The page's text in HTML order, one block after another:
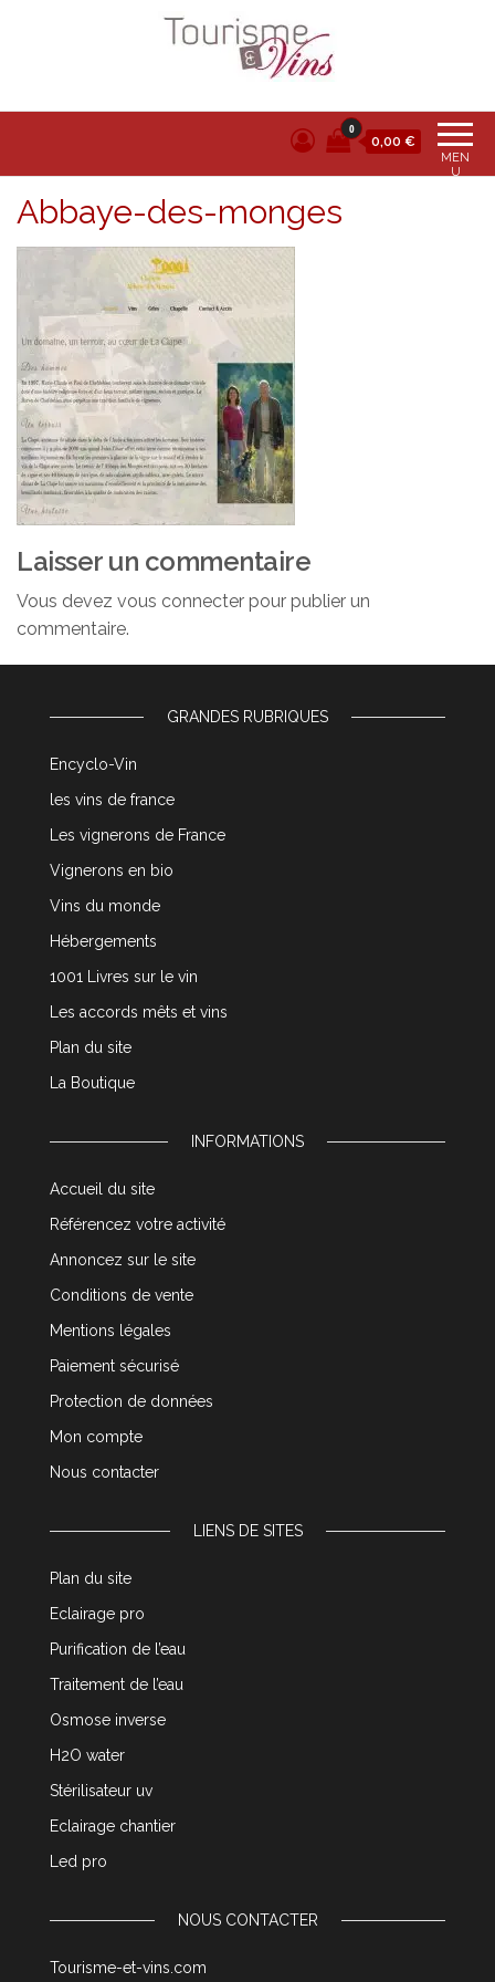
Tourisme et vins
MEN
U
0
0,00 €
Abbaye-des-monges
Laisser un commentaire
Vous devez vous connecter pour publier un
commentaire.
GRANDES RUBRIQUES
Encyclo-Vin
les vins de france
Les vignerons de France
Vignerons en bio
Vins du monde
Hébergements
1001 Livres sur le vin
Les accords mêts et vins
Plan du site
La Boutique
INFORMATIONS
Accueil du site
Référencez votre activité
Annoncez sur le site
Conditions de vente
Mentions légales
Paiement sécurisé
Protection de données
Mon compte
Nous contacter
LIENS DE SITES
Plan du site
Eclairage pro
Purification de l’eau
Traitement de l’eau
Osmose inverse
H2O water
Stérilisateur uv
Eclairage chantier
Led pro
NOUS CONTACTER
Tourisme-et-vins.com